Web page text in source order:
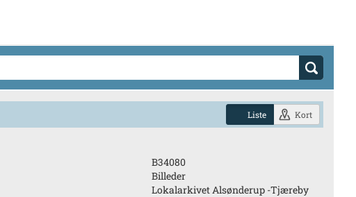
Liste Kort
B34080
Billeder
Lokalarkivet Alsønderup -Tjæreby